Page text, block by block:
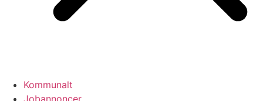
Kommunalt
Jobannoncer